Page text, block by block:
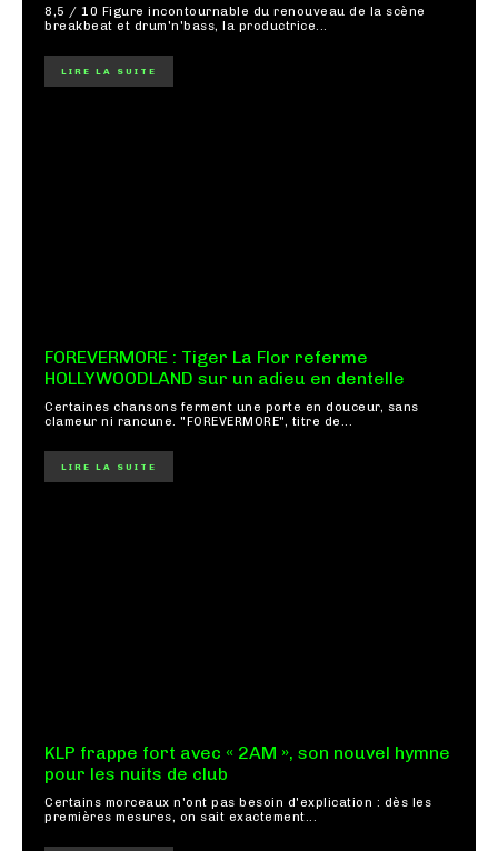
8,5 / 10 Figure incontournable du renouveau de la scène
breakbeat et drum'n'bass, la productrice...
LIRE LA SUITE
FOREVERMORE : Tiger La Flor referme
HOLLYWOODLAND sur un adieu en dentelle
Certaines chansons ferment une porte en douceur, sans
clameur ni rancune. "FOREVERMORE", titre de...
LIRE LA SUITE
KLP frappe fort avec « 2AM », son nouvel hymne
pour les nuits de club
Certains morceaux n'ont pas besoin d'explication : dès les
premières mesures, on sait exactement...